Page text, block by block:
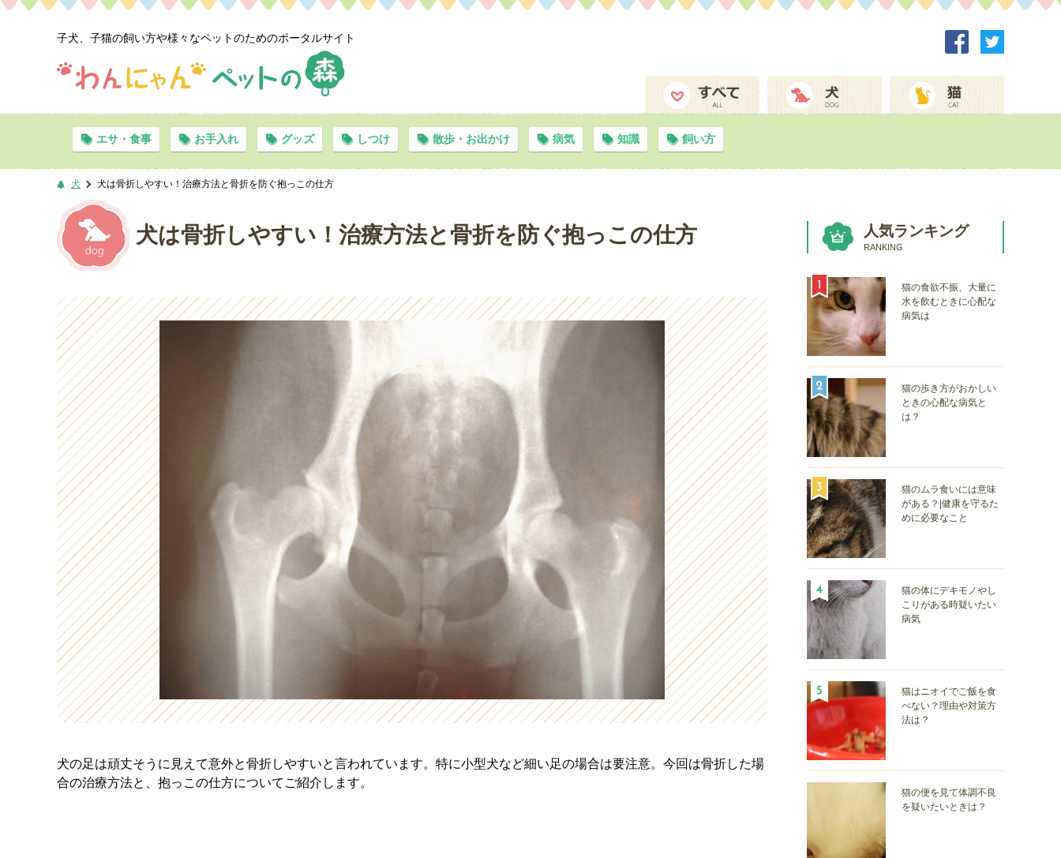
子犬、子猫の飼い方や様々なペットのためのポータルサイト
エサ・食事 お手入れ グッズ しつけ 散歩・お出かけ 病気 知識 飼い方
犬 犬は骨折しやすい！治療方法と骨折を防ぐ抱っこの仕方
犬は骨折しやすい！治療方法と骨折を防ぐ抱っこの仕方
犬の足は頑丈そうに見えて意外と骨折しやすいと言われています。特に小型犬など細い足の場合は要注意。今回は骨折した場
合の治療方法と、抱っこの仕方についてご紹介します。
人気ランキング
RANKING
猫の食欲不振、大量に
水を飲むときに心配な
病気は
猫の歩き方がおかしい
ときの心配な病気と
は？
猫のムラ食いには意味
がある？|健康を守るた
めに必要なこと
猫の体にデキモノやし
こりがある時疑いたい
病気
猫はニオイでご飯を食
べない？理由や対策方
法は？
猫の便を見て体調不良
を疑いたいときは？